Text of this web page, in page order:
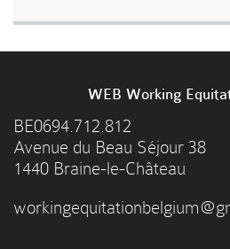
WEB Working
BE0694.712.812
Avenue du Beau Séjour 38
1440 Braine-le-Château